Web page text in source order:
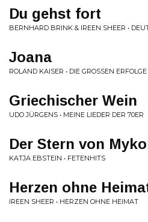
Du gehst fort
BERNHARD BRINK & IREEN SHEER •
Joana
ROLAND KAISER • DIE GROSSEN ERFOLGE
Griechischer Wein
UDO JÜRGENS • MEINE LIEDER DER 70ER
Der Stern von
KATJA EBSTEIN • FETENHITS
Herzen ohne
IREEN SHEER • HERZEN OHNE HEIMAT